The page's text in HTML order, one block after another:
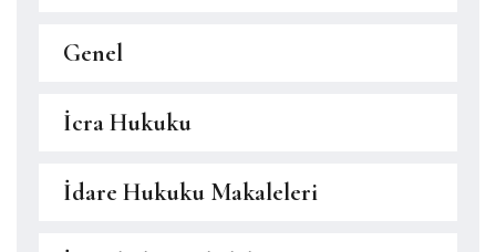
Genel
İcra Hukuku
İdare Hukuku Makaleleri